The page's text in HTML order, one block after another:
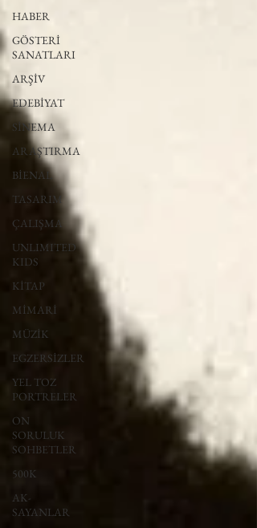
HABER
GÖSTERİ
SANATLARI
ARŞİV
EDEBİYAT
SİNEMA
ARAŞTIRMA
BİENAL
TASARIM
ÇALIŞMA
UNLIMITED
KIDS
KİTAP
MİMARİ
MÜZİK
EGZERSİZLER
YEL TOZ
PORTRELER
ON
SORULUK
SOHBETLER
500K
AK-
SAYANLAR